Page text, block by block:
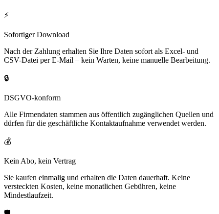
⚡
Sofortiger Download
Nach der Zahlung erhalten Sie Ihre Daten sofort als Excel- und
CSV-Datei per E-Mail – kein Warten, keine manuelle Bearbeitung.
🔒
DSGVO-konform
Alle Firmendaten stammen aus öffentlich zugänglichen Quellen und
dürfen für die geschäftliche Kontaktaufnahme verwendet werden.
💰
Kein Abo, kein Vertrag
Sie kaufen einmalig und erhalten die Daten dauerhaft. Keine
versteckten Kosten, keine monatlichen Gebühren, keine
Mindestlaufzeit.